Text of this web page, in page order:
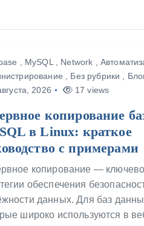
MySQL Network
Без рубрики
2026
17 views
копирование
в Linux: краткое
с примерами
копирование —
обеспечения
данных. Для баз
широко используются в